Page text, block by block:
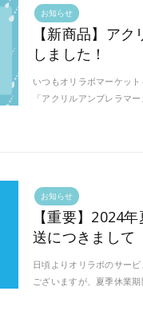
お知らせ
【新商品】ア
しました！
いつもオリラボマーケッ
「アクリルアンブレラマ
お知らせ
【重要】2024
送につきまして
日頃よりオリラボのサー
ございますが、夏季休業